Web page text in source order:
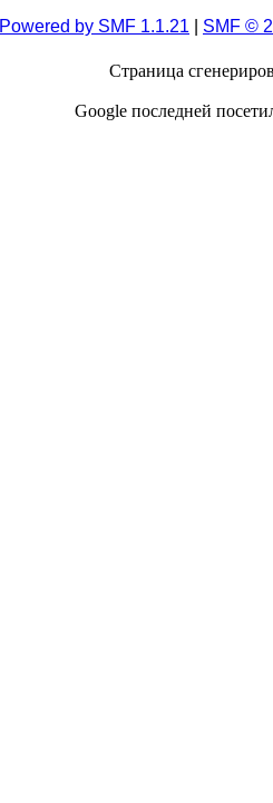
Powered by SMF 1.1.21 SMF ©
Страница
Google последней